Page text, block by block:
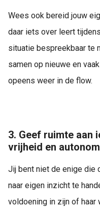
Wees ook bereid jouw
daar iets over leert
situatie bespreekbaar te
samen op nieuwe en
opeens weer in de flow.
3. Geef ruimte aan
vrijheid en
Jij bent niet de enige die
naar eigen inzicht te
voldoening in zijn of haar